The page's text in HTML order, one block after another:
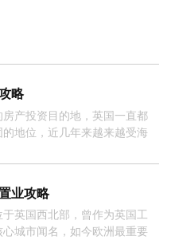
略
产投资目的地，英国一直都
地位，近几年来越来越受海
业攻略
英国西北部，曾作为英国工
城市闻名，如今欧洲最重要